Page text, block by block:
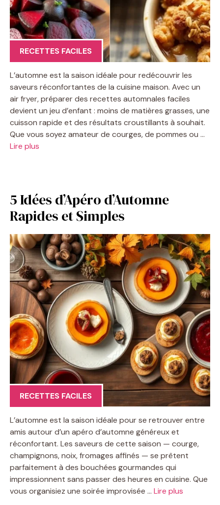
RECETTES FACILES
L’automne est la saison idéale pour redécouvrir les
saveurs réconfortantes de la cuisine maison. Avec un
air fryer, préparer des recettes automnales faciles
devient un jeu d’enfant : moins de matières grasses, une
cuisson rapide et des résultats croustillants à souhait.
Que vous soyez amateur de courges, de pommes ou …
Lire plus
5 Idées d’Apéro d’Automne
Rapides et Simples
RECETTES FACILES
L’automne est la saison idéale pour se retrouver entre
amis autour d’un apéro d’automne généreux et
réconfortant. Les saveurs de cette saison — courge,
champignons, noix, fromages affinés — se prêtent
parfaitement à des bouchées gourmandes qui
impressionnent sans passer des heures en cuisine. Que
vous organisiez une soirée improvisée … Lire plus